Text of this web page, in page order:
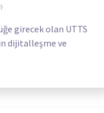
girecek olan UTTS
dijitalleşme ve